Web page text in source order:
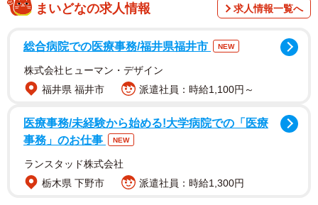
まいどなの求人情報 求人情報一覧へ
総合病院での医療事務/福井県福井市 NEW
株式会社ヒューマン・デザイン
福井県 福井市
派遣社員：時給1,100円～
医療事務/未経験から始める!大学病院での「医療
事務」のお仕事
NEW
ランスタッド株式会社
栃木県 下野市
派遣社員：時給1,300円